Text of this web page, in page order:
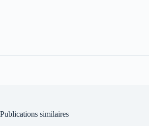
Publications similaires